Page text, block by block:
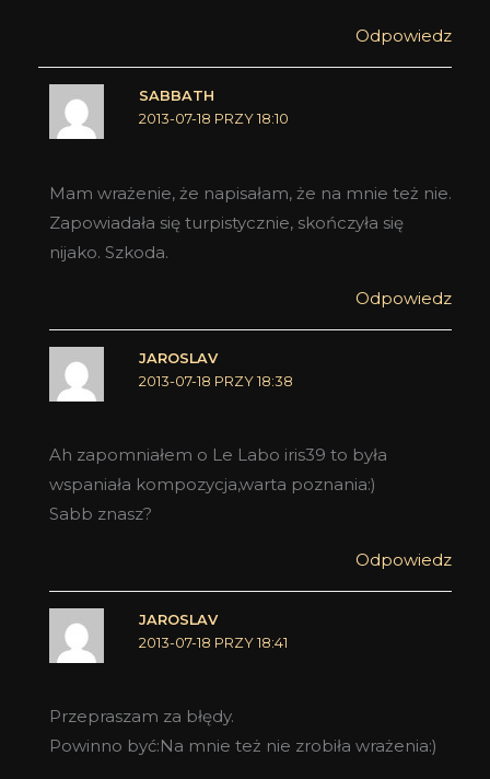
Odpowiedz
SABBATH
2013-07-18 PRZY 18:10
Mam wrażenie, że napisałam, że na mnie też nie.
Zapowiadała się turpistycznie, skończyła się
nijako. Szkoda.
Odpowiedz
JAROSLAV
2013-07-18 PRZY 18:38
Ah zapomniałem o Le Labo iris39 to była
wspaniała kompozycja,warta poznania:)
Sabb znasz?
Odpowiedz
JAROSLAV
2013-07-18 PRZY 18:41
Przepraszam za błędy.
Powinno być:Na mnie też nie zrobiła wrażenia:)